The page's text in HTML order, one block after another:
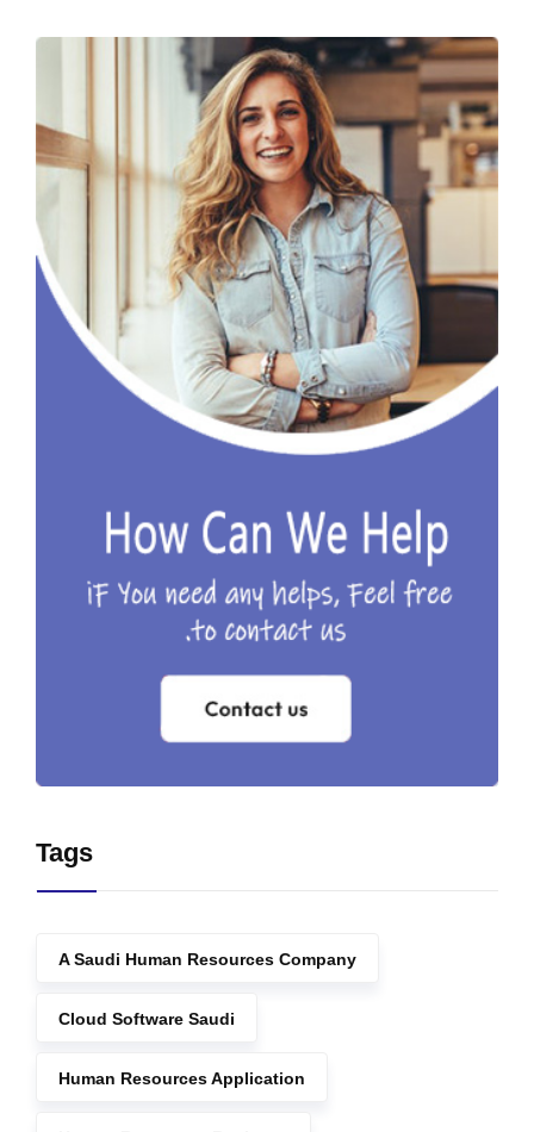
Tags
A Saudi Human Resources Company
Cloud Software Saudi
Human Resources Application